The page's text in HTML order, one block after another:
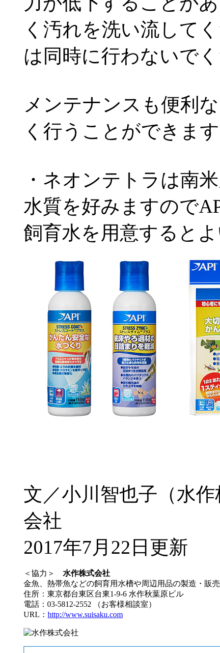
く汚れを洗い流して
は同時に行わないで
メンテナンスも便利
く行うことができま
・ネオンテトラは南
水質を好みますので
飼育水を用意すると
文／小川智也子（水
会社
2017年7月22日更新
＜協力＞ 水作株式会社
金魚、熱帯魚などの飼育用水槽や周辺用品の製造・販売
住所：東京都台東区台東1-9-6 水作秋葉原ビル
電話：03-5812-2552 （お客様相談室）
URL： http://www.suisaku.com